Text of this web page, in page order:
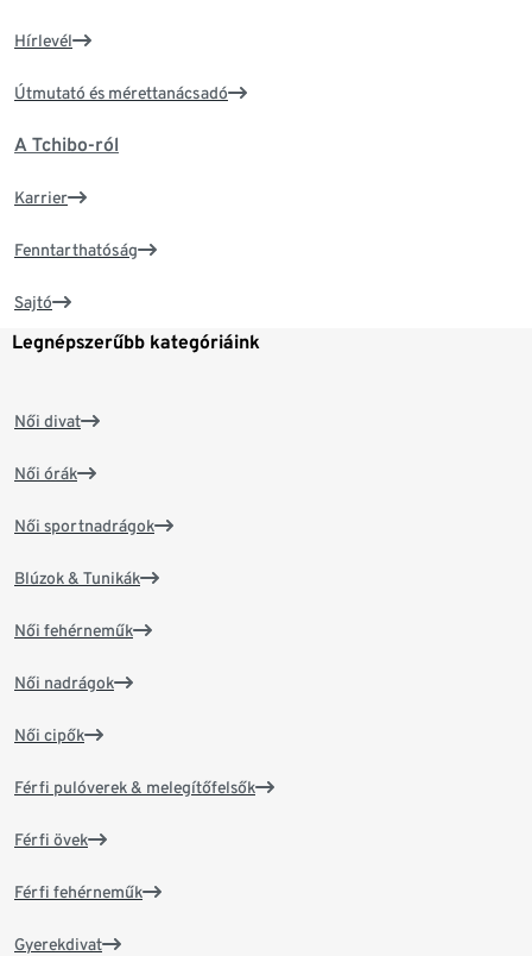
Hírlevél
Útmutató és mérettanácsadó
A Tchibo-ról
Karrier
Fenntarthatóság
Sajtó
Legnépszerűbb kategóriáink
Női divat
Női órák
Női sportnadrágok
Blúzok & Tunikák
Női fehérneműk
Női nadrágok
Női cipők
Férfi pulóverek & melegítőfelsők
Férfi övek
Férfi fehérneműk
Gyerekdivat